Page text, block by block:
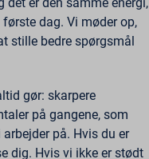
dag. Vi møder op,
stille bedre spørgsmål
gør: skarpere
på gangene, som
på. Hvis du er
dig. Hvis vi ikke er stødt